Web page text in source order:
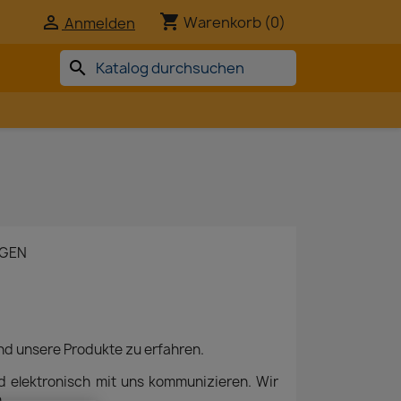
 Anmelden shopping_cart Warenkorb (0)
search
unsere Produkte zu erfahren.
mit uns kommunizieren. Wir